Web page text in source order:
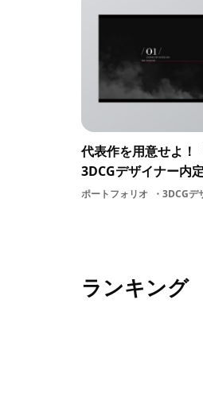
代表作を用意せよ！
3DCGデザイナー内
ポートフォリオ 3DCGデザイナー3DCGキャラクターデ
ランキング